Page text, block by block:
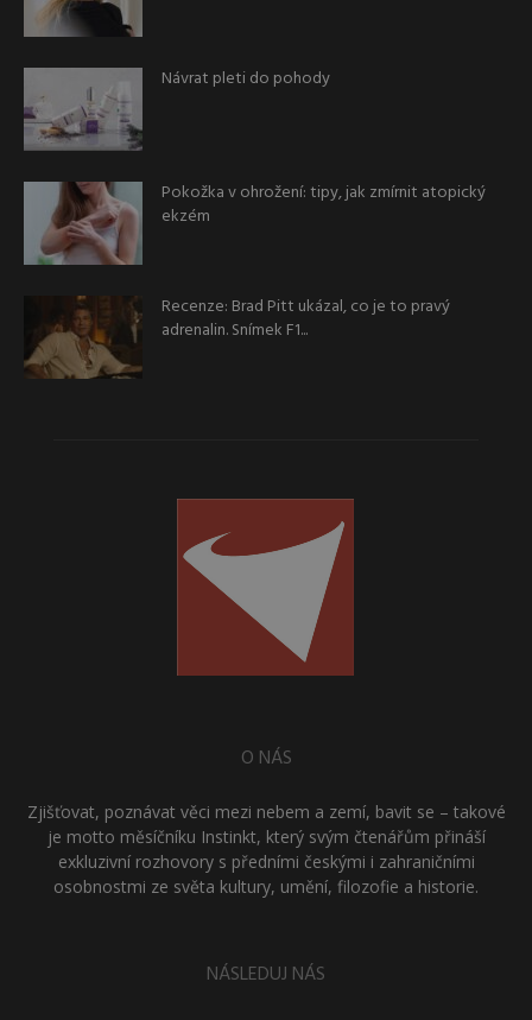
Návrat pleti do pohody
Pokožka v ohrožení: tipy, jak zmírnit atopický
ekzém
Recenze: Brad Pitt ukázal, co je to pravý
adrenalin. Snímek F1...
O NÁS
Zjišťovat, poznávat věci mezi nebem a zemí, bavit se – takové
je motto měsíčníku Instinkt, který svým čtenářům přináší
exkluzivní rozhovory s předními českými i zahraničními
osobnostmi ze světa kultury, umění, filozofie a historie.
NÁSLEDUJ NÁS